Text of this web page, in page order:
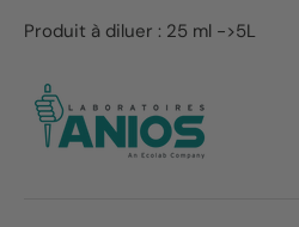
Produit à diluer : 25 ml ->5L